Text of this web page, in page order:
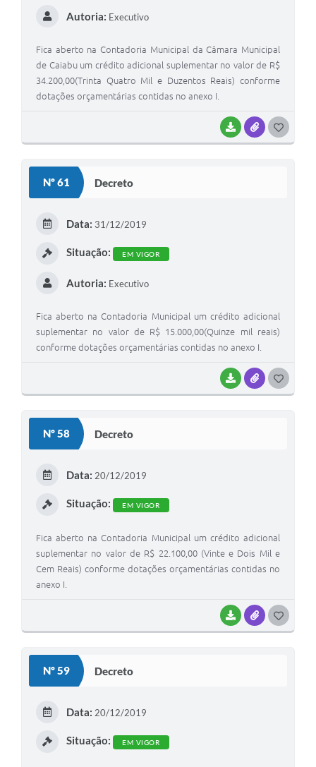
BAIXARANEXOS
Autoria: Executivo
Fica aberto na Contadoria Municipal da Câmara Municipal
de Caiabu um crédito adicional suplementar no valor de R$
34.200,00(Trinta Quatro Mil e Duzentos Reais) conforme
dotações orçamentárias contidas no anexo I.
Nº 61 Decreto
BAIXARANEXOS
Data: 31/12/2019
Situação: EM VIGOR
Autoria: Executivo
Fica aberto na Contadoria Municipal um crédito adicional
suplementar no valor de R$ 15.000,00(Quinze mil reais)
conforme dotações orçamentárias contidas no anexo I.
Nº 58 Decreto
BAIXARANEXOS
Data: 20/12/2019
Situação: EM VIGOR
Fica aberto na Contadoria Municipal um crédito adicional
suplementar no valor de R$ 22.100,00 (Vinte e Dois Mil e
Cem Reais) conforme dotações orçamentárias contidas no
anexo I.
Nº 59 Decreto
Data: 20/12/2019
Situação: EM VIGOR